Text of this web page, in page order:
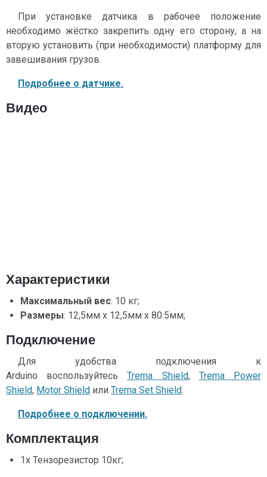
При установке датчика в рабочее положение
необходимо жёстко закрепить одну его сторону, а на
вторую установить (при необходимости) платформу для
завешивания грузов.
Подробнее о датчике.
Видео
Характеристики
Максимальный вес: 10 кг;
Размеры: 12,5мм х 12,5мм х 80.5мм;
Подключение
Для удобства подключения к
Arduino воспользуйтесьTrema Shield, Trema Power
Shield, Motor Shield или Trema Set Shield.
Подробнее о подключении.
Комплектация
1х Тензорезистор 10кг;